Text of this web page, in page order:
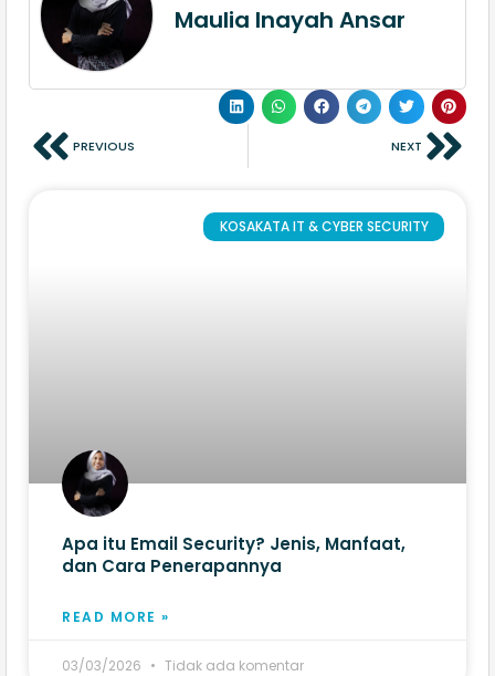
Maulia Inayah Ansar
PREVIOUS NEXT
KOSAKATA IT & CYBER SECURITY
Apa itu Email Security? Jenis, Manfaat,
dan Cara Penerapannya
READ MORE »
03/03/2026 Tidak ada komentar